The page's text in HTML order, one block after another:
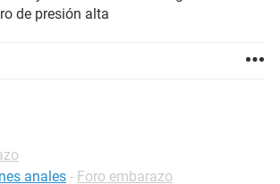
de presión alta
anales - Foro embarazo